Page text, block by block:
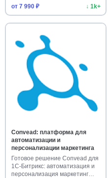
от 7 990 ₽
↓ 1k+
Convead: платформа для
автоматизации и
персонализации маркетинга
Готовое решение Convead для
1С-Битрикс: автоматизация и
персонализация маркетинг…